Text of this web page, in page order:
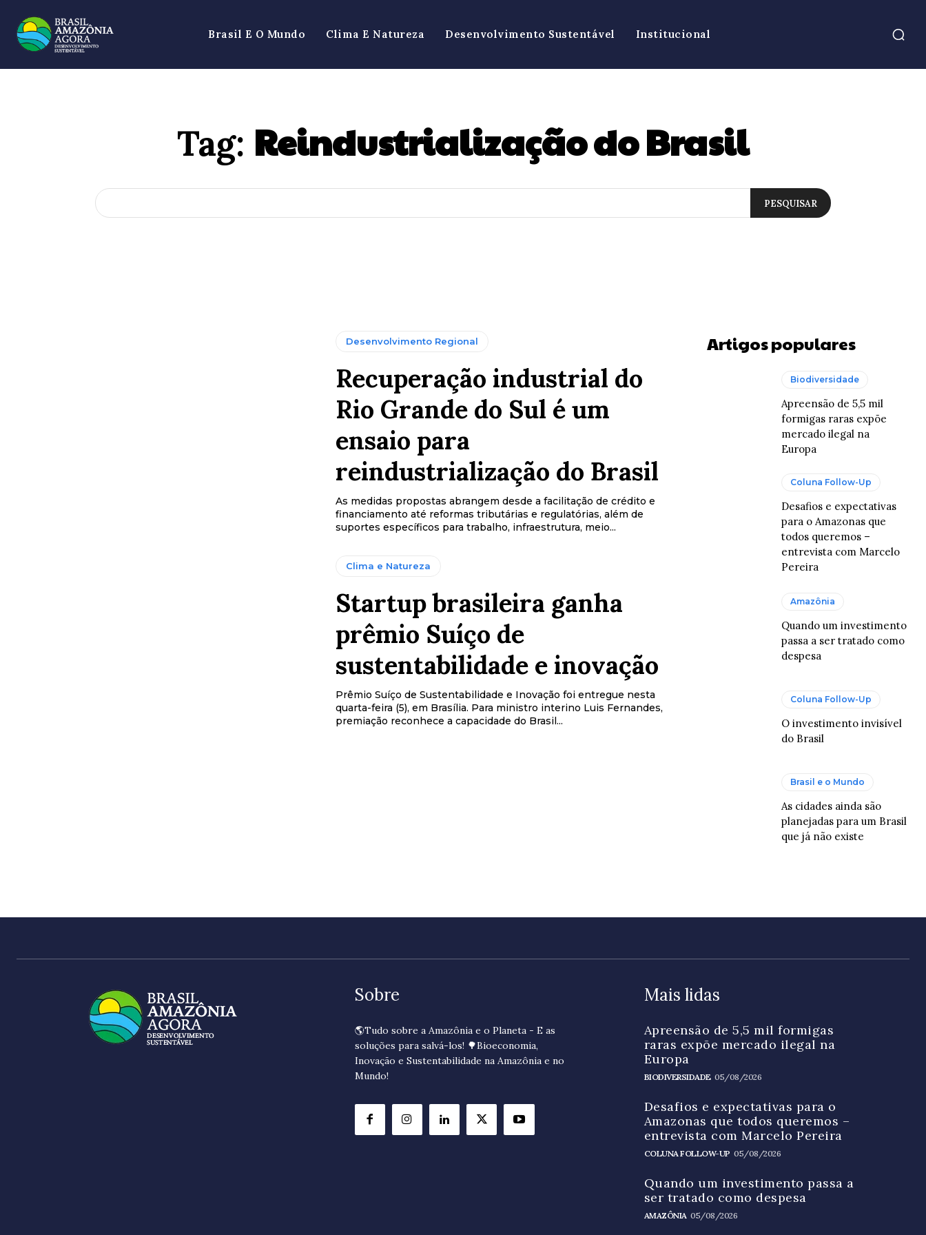
Brasil E O Mundo Clima E Natureza Desenvolvimento Sustentável Institucional
Tag: Reindustrialização do Brasil
PESQUISAR
Desenvolvimento Regional
Recuperação industrial do
Rio Grande do Sul é um
ensaio para
reindustrialização do Brasil
As medidas propostas abrangem desde a facilitação de crédito e
financiamento até reformas tributárias e regulatórias, além de
suportes específicos para trabalho, infraestrutura, meio...
Clima e Natureza
Startup brasileira ganha
prêmio Suíço de
sustentabilidade e inovação
Prêmio Suíço de Sustentabilidade e Inovação foi entregue nesta
quarta-feira (5), em Brasília. Para ministro interino Luis Fernandes,
premiação reconhece a capacidade do Brasil...
Artigos populares
Biodiversidade
Apreensão de 5,5 mil
formigas raras expõe
mercado ilegal na
Europa
Coluna Follow-Up
Desafios e expectativas
para o Amazonas que
todos queremos –
entrevista com Marcelo
Pereira
Amazônia
Quando um investimento
passa a ser tratado como
despesa
Coluna Follow-Up
O investimento invisível
do Brasil
Brasil e o Mundo
As cidades ainda são
planejadas para um Brasil
que já não existe
Sobre
🌎Tudo sobre a Amazônia e o Planeta - E as
soluções para salvá-los! 🌳Bioeconomia,
Inovação e Sustentabilidade na Amazônia e no
Mundo!
Mais lidas
Apreensão de 5,5 mil formigas
raras expõe mercado ilegal na
Europa
BIODIVERSIDADE 05/08/2026
Desafios e expectativas para o
Amazonas que todos queremos –
entrevista com Marcelo Pereira
COLUNA FOLLOW-UP 05/08/2026
Quando um investimento passa a
ser tratado como despesa
AMAZÔNIA 05/08/2026